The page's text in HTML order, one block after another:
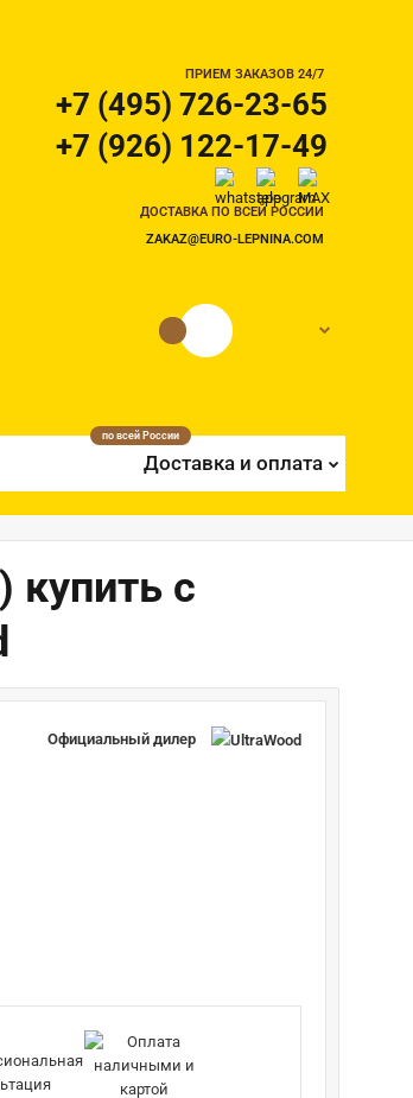
ПРИЕМ ЗАКАЗОВ 24/7
+7 (495) 726-23-65
+7 (926) 122-17-49
ДОСТАВКА ПО ВСЕЙ РОССИИ
ZAKAZ@EURO-LEPNINA.COM
Доставка и оплата
по всей России
купить с
Официальный дилер